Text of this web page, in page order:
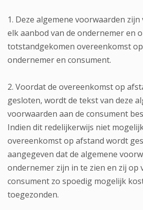
1. Deze algemene voorwaarden
elk aanbod van de ondernemer en
totstandgekomen overeenkomst
ondernemer en consument.
2. Voordat de overeenkomst op
gesloten, wordt de tekst van deze
voorwaarden aan de consument
Indien dit redelijkerwijs niet
overeenkomst op afstand wordt
aangegeven dat de algemene
ondernemer zijn in te zien en zij op
consument zo spoedig mogelijk
toegezonden.